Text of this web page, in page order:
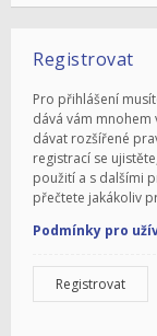
Registrovat
Pro přihlášení
dává vám
dávat rozšířené
registrací se
použití a s dalšími
přečtete jakákoliv
Podmínky pro
Registrovat